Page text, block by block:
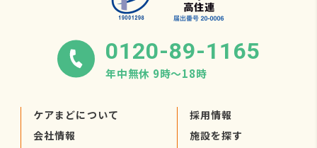
0120-89-1165
年中無休 9時〜18時
ケアまどについて
会社情報
採用情報
施設を探す